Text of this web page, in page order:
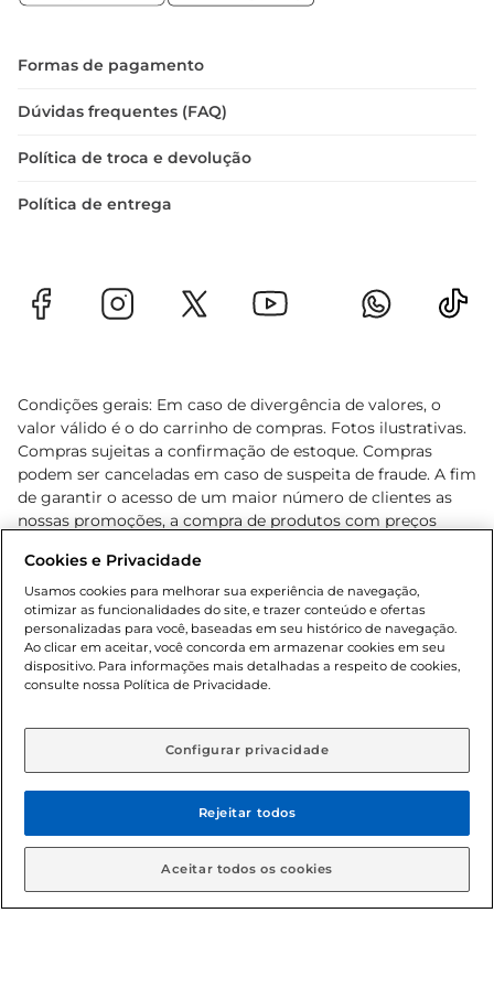
Formas de pagamento
Dúvidas frequentes (FAQ)
Política de troca e devolução
Política de entrega
Condições gerais: Em caso de divergência de valores, o
valor válido é o do carrinho de compras. Fotos ilustrativas.
Compras sujeitas a confirmação de estoque. Compras
podem ser canceladas em caso de suspeita de fraude. A fim
de garantir o acesso de um maior número de clientes as
nossas promoções, a compra de produtos com preços
cliente. Os preços, ofertas e condições são exclusivos para
o e-commerce e válidos durante o dia de hoje, podendo
sofrer alterações sem prévia notificação. Proibida a venda
de bebidas alcoólicas para menores de 18 anos, conforme
Lei n.º 8069/90, art. 81, inciso II (Estatuto da Criança e do
Adolescente). Preços e condições exclusivos para o
aviso prévio. O valor mínimo para as compras on-line é de
© 2026 Copyright. Todos os direitos
reservados Gbarbosa.
Cookies e Privacidade
Usamos cookies para melhorar sua experiência de navegação,
otimizar as funcionalidades do site, e trazer conteúdo e ofertas
personalizadas para você, baseadas em seu histórico de navegação.
Ao clicar em aceitar, você concorda em armazenar cookies em seu
dispositivo. Para informações mais detalhadas a respeito de cookies,
consulte nossa Política de Privacidade.
Configurar privacidade
Rejeitar todos
Aceitar todos os cookies